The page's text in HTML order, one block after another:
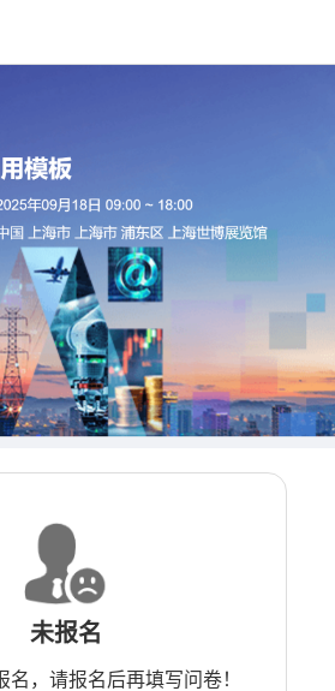
未报名
名，请报名后再填写问卷！